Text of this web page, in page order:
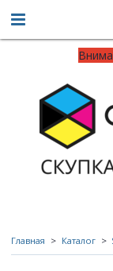
Главная Каталог